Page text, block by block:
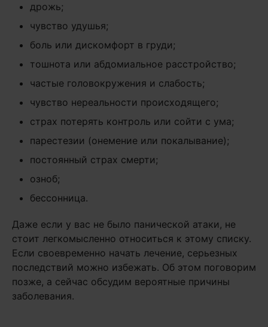
дрожь;
чувство удушья;
боль или дискомфорт в груди;
тошнота или абдомиальное расстройство;
частые головокружения и слабость;
чувство нереальности происходящего;
страх потерять контроль или сойти с ума;
парестезии (онемение или покалывание);
постоянный страх смерти;
озноб;
бессонница.
Даже если у вас не было панической атаки, не
стоит легкомысленно относиться к этому списку.
Если своевременно начать лечение, серьезных
последствий можно избежать. Об этом поговорим
позже, а сейчас обсудим вероятные причины
заболевания.